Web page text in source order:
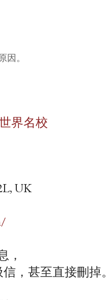
。
界名校
UK
，
，甚至直接刪掉。